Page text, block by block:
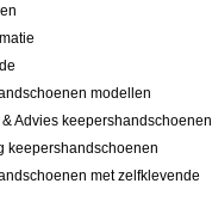
modellen
& Advies keepershandschoenen
keepershandschoenen
met zelfklevende